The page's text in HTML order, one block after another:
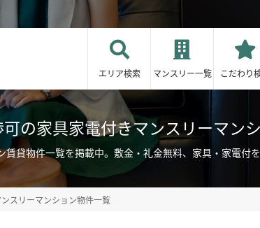
エリア検索 マンスリー一覧 こだわり
の家具家電付きマンスリーマン
貸物件一覧を掲載中。敷金・礼金無料、家具・家電付
スリーマンション物件一覧